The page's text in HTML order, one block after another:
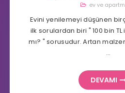
ev ve
Evini yenilemeyi düşünen
ilk sorulardan biri " 100 bin TL
mı? " sorusudur. Artan
…
DEVAMI